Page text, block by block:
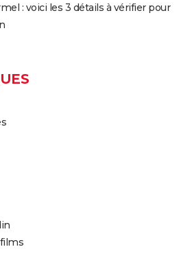
: voici les 3 détails à vérifier pour